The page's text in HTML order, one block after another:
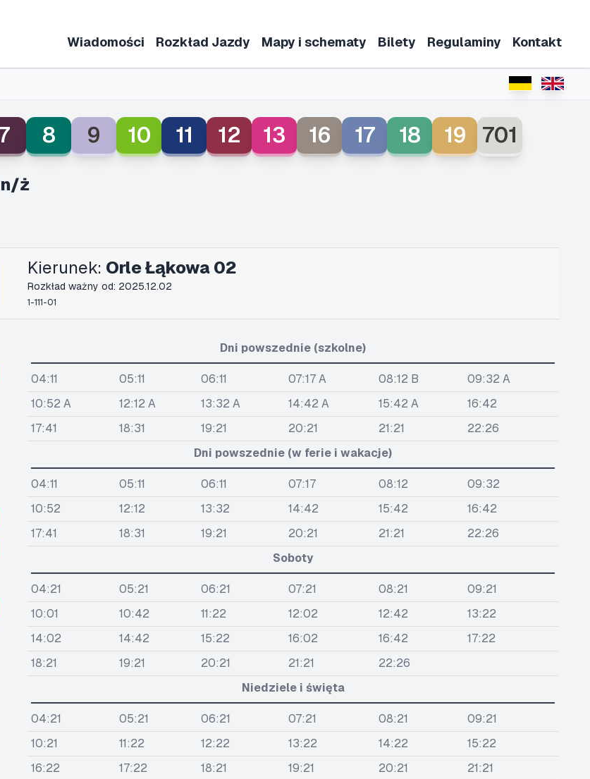
Wiadomości Rozkład Jazdy Mapy i schematy Bilety Regulaminy Kontakt
8 9 10 11 12 13 16 17 18 19 701
n/ż
Kierunek: Orle Łąkowa 02
Rozkład ważny od: 2025.12.02
1-111-01
Dni powszednie (szkolne)
04:11 05:11 06:11 07:17 A 08:12 B
09:32 A
10:52 A
12:12 A 13:32 A 14:42 A 15:42 A
16:42
17:41
18:31 19:21 20:21 21:21
22:26
Dni powszednie (w ferie i wakacje)
04:11 05:11 06:11 07:17 08:12
09:32
10:52
12:12 13:32 14:42 15:42
16:42
17:41
18:31 19:21 20:21 21:21
22:26
Soboty
04:21 05:21 06:21 07:21 08:21
09:21
10:01
10:42 11:22 12:02 12:42
13:22
14:02
14:42 15:22 16:02 16:42
17:22
18:21
19:21 20:21 21:21
22:26
Niedziele i święta
04:21 05:21 06:21 07:21 08:21
09:21
10:21
11:22 12:22 13:22 14:22
15:22
16:22
17:22 18:21 19:21 20:21
21:21